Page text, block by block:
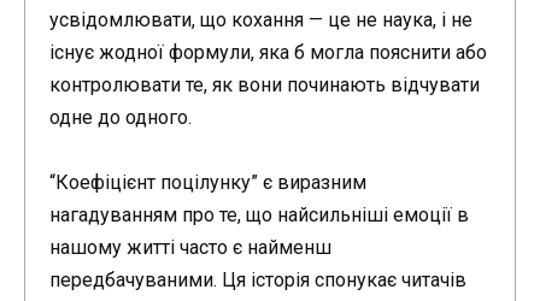
усвідомлювати, що кохання — це не наука, і не
існує жодної формули, яка б могла пояснити або
контролювати те, як вони починають відчувати
одне до одного.
“Коефіцієнт поцілунку” є виразним
нагадуванням про те, що найсильніші емоції в
нашому житті часто є найменш
передбачуваними. Ця історія спонукає читачів